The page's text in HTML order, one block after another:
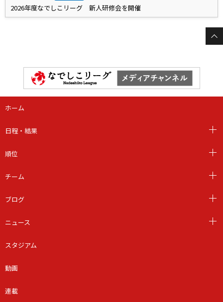
2026年度なでしこリーグ 新人研修会を開催
ホーム
日程・結果
順位
チーム
ブログ
ニュース
スタジアム
動画
連載